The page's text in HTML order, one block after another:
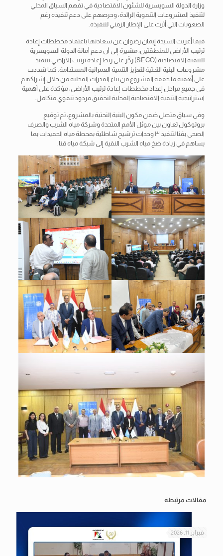
وزارة الدولة السويسرية للشئون الاقتصادية في تفهم السياق المحلي
لتنفيذ المشروعات التنموية الرائدة، وحرصهم على دعم تنفيذه رغم
الصعوبات التي أثرت على الإطار الزمني لتنفيذه.
فيما أعربت السيدة إيمان رضوان عن سعادتها باعتماد مخططات إعادة
ترتيب الأراضي للمنطقتين، مشيرة إلى أن دعم أمانة الدولة السويسرية
للتنمية الاقتصادية (SECO) ركّز على ربط إعادة ترتيب الأراضي بتنفيذ
مشروعات البنية التحتية لتعزيز التنمية العمرانية المستدامة. كما شددت
على أهمية ما حققه المشروع من بناء القدرات المحلية من خلال إشراكهم
في جميع مراحل إعداد مخططات إعادة ترتيب الأراضي، مؤكدة على أهمية
استراتيجية التنمية الاقتصادية المحلية لتحقيق مردود تنموي متكامل.
وفى سياق متصل ضمن مكون البنية التحتية بالمشروع، تم توقيع
بروتوكول تعاون بين موئل الأمم المتحدة وشركة مياه الشرب والصرف
الصحى بقنا لتنفيذ ٣ وحدات ترشيح شاطئية بمحطة مياه الحميدات بما
يساهم في زيادة ضخ مياه الشرب النقية إلى شبكة مياه قنا.
مقالات مرتبطة
فبراير 11, 2026